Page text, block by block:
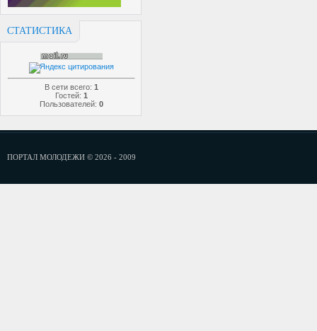
СТАТИСТИКА
В сети всего: 1
Гостей: 1
Пользователей: 0
ПОРТАЛ МОЛОДЕЖИ © 2026 - 2009